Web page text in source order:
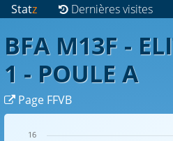
Statz Dernières visites
BFA M13F -
1 - POULE A
Page FFVB
16